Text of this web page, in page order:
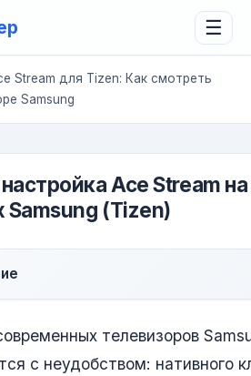
☰
Stream для Tizen: Как смотреть
Samsung
Ace Stream на
Samsung (Tizen)
телевизоров
с неудобством: нативного